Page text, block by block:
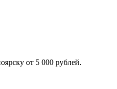
от 5 000 рублей.